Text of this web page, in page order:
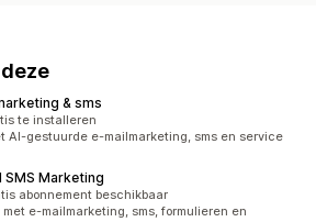
& sms
totaal
te installeren
AI-gestuurde e-mailmarketing, sms en service
SMS Marketing
totaal
abonnement beschikbaar
met e-mailmarketing, sms, formulieren en